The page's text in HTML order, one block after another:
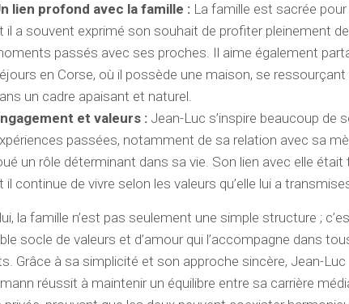
lien profond avec la famille : La famille est sacrée
il a souvent exprimé son souhait de profiter pleinement
passés avec ses proches. Il aime également
en Corse, où il possède une maison, se ressourçant
un cadre apaisant et naturel.
et valeurs : Jean-Luc s’inspire beaucoup de
passées, notamment de sa relation avec sa
un rôle déterminant dans sa vie. Son lien avec elle était
il continue de vivre selon les valeurs qu’elle lui a
la famille n’est pas seulement une simple structure ;
socle de valeurs et d’amour qui l’accompagne dans
Grâce à sa simplicité et son approche sincère, Jean-Luc
réussit à maintenir un équilibre entre sa carrière